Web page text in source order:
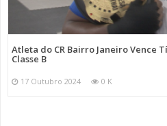
Atleta do CR Bairro Janeiro Vence
Classe B
17 Outubro 2024 0 K